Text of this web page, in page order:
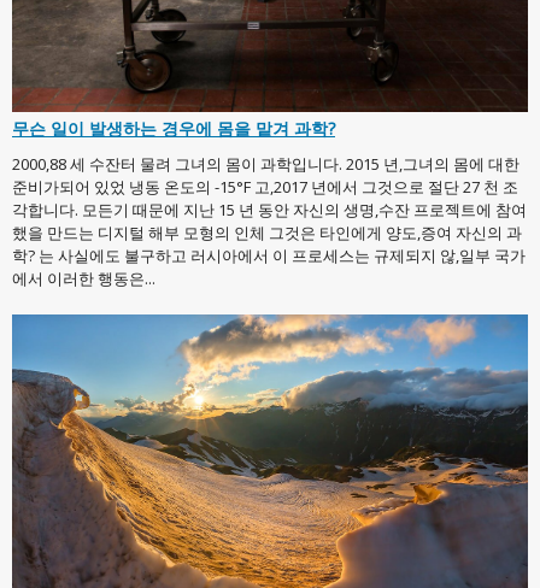
무슨 일이 발생하는 경우에 몸을 맡겨 과학?
2000,88 세 수잔터 물려 그녀의 몸이 과학입니다. 2015 년,그녀의 몸에 대한
준비가되어 있었 냉동 온도의 -15°F 고,2017 년에서 그것으로 절단 27 천 조
각합니다. 모든기 때문에 지난 15 년 동안 자신의 생명,수잔 프로젝트에 참여
했을 만드는 디지털 해부 모형의 인체 그것은 타인에게 양도,증여 자신의 과
학? 는 사실에도 불구하고 러시아에서 이 프로세스는 규제되지 않,일부 국가
에서 이러한 행동은...